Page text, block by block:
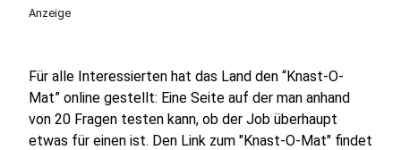
Anzeige
Für alle Interessierten hat das Land den “Knast-O-
Mat” online gestellt: Eine Seite auf der man anhand
von 20 Fragen testen kann, ob der Job überhaupt
etwas für einen ist. Den Link zum "Knast-O-Mat" findet